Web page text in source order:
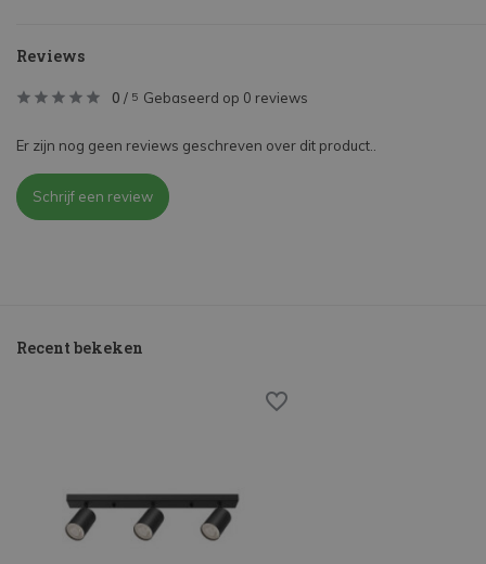
Reviews
0 / 5 Gebaseerd op 0 reviews
Er zijn nog geen reviews geschreven over dit product..
Schrijf een review
Recent bekeken